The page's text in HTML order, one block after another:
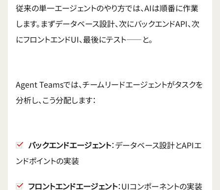
従来の単一エージェントのやり方では、AIは順番に作業
します。まずデータベース設計、次にバックエンドAPI、次
にフロントエンドUI、最後にテスト——と。
Agent Teamsでは、チームリードエージェントがタスクを
分析し、こう分配します：
バックエンドエージェント：データベース設計とAPIエ
ンドポイントの実装
フロントエンドエージェント：UIコンポーネントの実装